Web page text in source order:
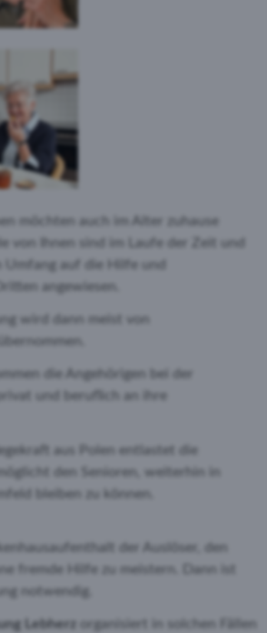
möchten auch im Alter zuhause
von Ihnen sind im Laufe der Zeit und
Umfang auf die Hilfe und
angewiesen.
wird dann meist von
die Angehörigen bei der
und beruflich an ihre
aus Polen entlastet die
den Senioren, weiterhin in
bleiben zu können.
der Auslöser, den
fremde Hilfe zu meistern. Dann ist
notwendig.
Lebherz
organisiert in solchen Fällen